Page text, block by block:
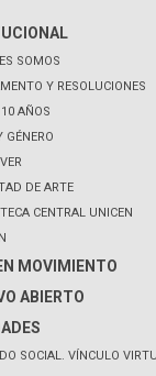
SOMOS
Y RESOLUCIONES
AÑOS
GÉNERO
DE ARTE
CENTRAL UNICEN
MOVIMIENTO
ABIERTO
SOCIAL. VÍNCULO